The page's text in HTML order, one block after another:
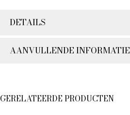
DETAILS
AANVULLENDE INFORMATIE
GERELATEERDE PRODUCTEN